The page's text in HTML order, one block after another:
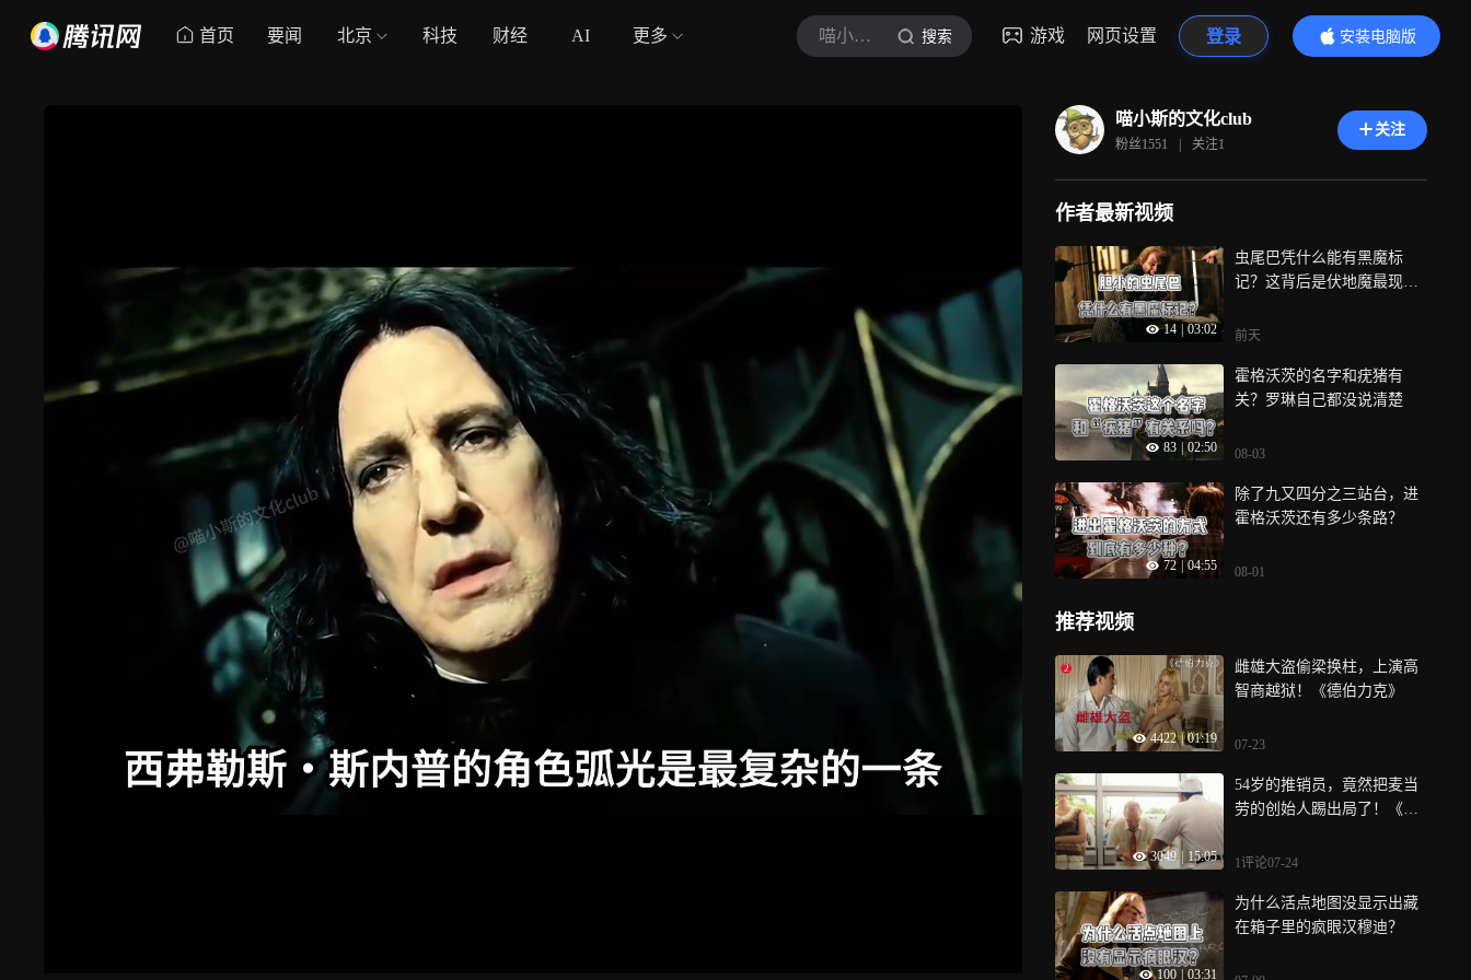
首页 要闻 北京 科技 财经 AI 更多 喵小斯的文化club 搜索 游戏 网页设置 登录
安装电脑版
内容更精彩
喵小斯的文化club
粉丝1551 | 关注1
关注
作者最新视频
14 03:02
虫尾巴凭什么能有黑魔标
记？这背后是伏地魔最现实
前天
83 02:50
霍格沃茨的名字和疣猪有
关？罗琳自己都没说清楚
08-03
72 04:55
除了九又四分之三站台，进
霍格沃茨还有多少条路？
08-01
推荐视频
4422 | 01:19
雌雄大盗偷梁换柱，上演高
智商越狱！《德伯力克》
07-23
3049 15:05
54岁的推销员，竟然把麦当
劳的创始人踢出局了！《大
1评论07-24
100 03:31
为什么活点地图没显示出藏
在箱子里的疯眼汉穆迪？